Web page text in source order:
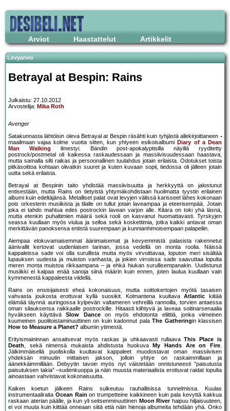
Arviot Haastattelut Artikkelit
Levyarvio
Betrayal at Bespin: Rains
Julkaistu: 27.10.2012
Arvostelija: Mika Roth
Avenger
Satakunnasta lähtöisin oleva Betrayal at Bespin räsähti kuin tyhjästä allekirjoittaneen
maailmaan vajaa kolme vuotta sitten, kun yhtyeen esikoisalbumi Diary of a Dean
Man Walking ilmestyi. Bändin post-apokalyptisilla näyillä ryyditetty
postrock/postmetal oli kaikessa raskaudessaan ja massiivisuudessaan haastava,
mutta samalla silti raikas ja persoonallinen tuulahdus jotain erilaista. Odotukset toista
pitkäsoittoa kohtaan olivatkin suuret ja kuten kuvaan sopii, tiedossa oli jälleen jotain
uutta sekä erilaista.
Betrayal at Bespinin taito yhdistää massiivisuutta ja herkkyyttä on jalostunut
entisestään, mutta Rains on tietyistä yhtymäkohdistaan huolimatta tyystin erilainen
albumi kuin edeltäjänsä. Metalliset palat ovat levyjen välissä karisseet lähes kokonaan
pois orkesterin musiikista ja tilalle on tullut jotain laveampaa ja eteerisempää. Jotain
joka ei tahdo mahtua edes postrockin lavean varjon alle. Kitara on toki yhä läsnä,
mutta etenkin puhaltimien määrä sekä rooli on kasvanut huomattavasti. Tyrskyjen
seassa kuullaan myös viulua ja selloa sekä koskettimia, jotka kaikki antavat oman
merkittävän panoksensa entistä suurempaan ja kunnianhimoisempaan palapeliin.
Aiempaa elokuvamaisemmat äänimaisemat ja kevyemmistä palasista rakennetut
äänivallit kertovat uudenlaisen tarinan, jossa vedellä on monta roolia. Näissä
kappaleissa sade voi olla surullista mutta myös virvoittavaa, loputon meri sisältää
lupauksen uudesta ja muiston vanhasta, ja jokien virroissa sade saavuttaa lopulta
meren monta muistoa rikkaampana – ja ehkä hiukan surullisempanakin. Uudistunut
musiikki ei kaipaa enää sanoja siinä määrin kuin ennen, joten laulua kuullaan vain
kymmenestä kappaleesta viidellä.
Rains on ensisijaisesti eheä kokonaisuus, mutta soittokertojen myötä tasaisen
vahvasta joukosta erottuvat kyllä suosikit. Kolmantena kuultavaAtlantic kiitää
elämää täynnä auringossa kylpevän valtameren vehreillä rannoilla, torvien antaessa
oman silauksensa raikkaalle postrockille. Hitaasti kiihtyvä ja laveaa soitinarsenaalia
hyväkseen käyttäväSlow Danceon myös ehdotonta eliittiä, jonka viimeinen
kuumeinen puolitoistaminuuttinen on kuin kadonnut pala The Gatheringin klassisen
How to Measure a Planet? albumin ytimestä.
Erityismaininnan ansaitsevat myös raskas ja uhkaavasti rullaavaThis Place is
Death, sekä nimensä mukaista ahdistusta huokuva My Hands Are on Fire.
Jälkimmäisellä puoliskolla kuultavat kappaleet muodostavat oman massiivisen
yhdeksän minuutin mittaisen jakson, jolloin yhtye on raskaimmillaan ja
äänekkäimmillään. Debyytin tavoin myös nyt väistetään onnistuneesti ”paisutusta
paisutuksen takia” –sudenkuoppa ja näin muusta materiaalista erottuvat raidat lopulta
ainoastaan vahvistavat kokonaisuutta.
Kaiken koetun jälkeen Rains sulkeutuu rauhallisissa tunnelmissa. Kuulas
instrumentaaliraita Ocean Rain on trumpetteine kaikkineen kuin pala kevyttä kakkua
raskaan aterian päälle, ja kun yli seitsenminuuttinen Moon Riverhaipuu hiljaisuuteen,
ei voi muuta kuin kiittää onneaan siitä että näin hienoja albumeita tehdään yhä. Onko